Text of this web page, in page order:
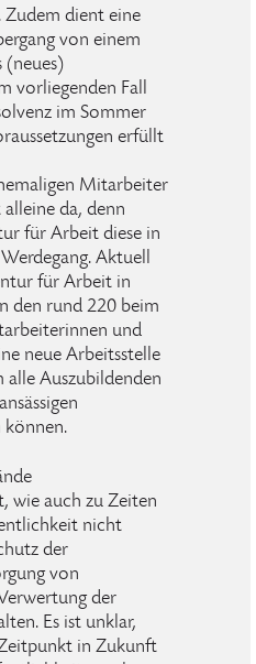
dient eine
von einem
(neues)
vorliegenden Fall
im Sommer
erfüllt
Mitarbeiter
da, denn
für Arbeit diese in
Aktuell
für Arbeit in
den rund 220 beim
und
neue Arbeitsstelle
alle Auszubildenden
können.
wie auch zu Zeiten
nicht
der
von
der
Es ist unklar,
in Zukunft